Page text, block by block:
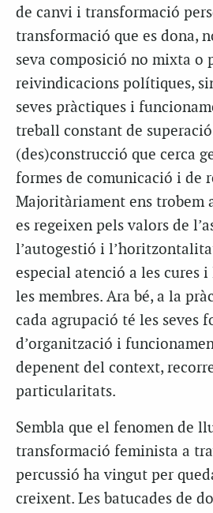
de canvi i transformació
transformació que es dona,
seva composició no mixta o
reivindicacions polítiques,
seves pràctiques i
treball constant de
(des)construcció que cerca
formes de comunicació i de
Majoritàriament ens trobem
es regeixen pels valors de
l’autogestió i
especial atenció a les cures
les membres. Ara bé, a la
cada agrupació té les seves
d’organització i
depenent del context,
particularitats.
Sembla que el fenomen de
transformació feminista a
percussió ha vingut per
creixent. Les batucades de